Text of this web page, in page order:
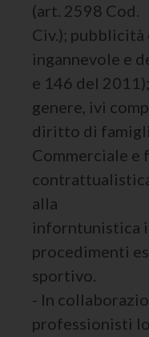
(art. 2598 Cod.
Civ.); pubblicità
ingannevole e
e 146 del
genere, ivi
diritto di
Commerciale e
alla
inforntunistica
procedimenti
sportivo.
- In
professionisti